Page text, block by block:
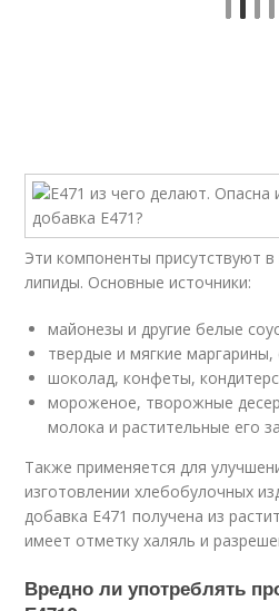
Эти компоненты присутствуют
липиды. Основные источники:
майонезы и другие белые
твердые и мягкие
шоколад, конфеты,
мороженое, творожные
молока и растительные его
Также применяется для
изготовлении хлебобулочных
добавка Е471 получена из
имеет отметку халяль и
Вредно ли употреблять